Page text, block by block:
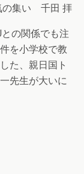
集い 千田 拝
の関係でも注
を小学校で教
た、親日国ト
先生が大いに